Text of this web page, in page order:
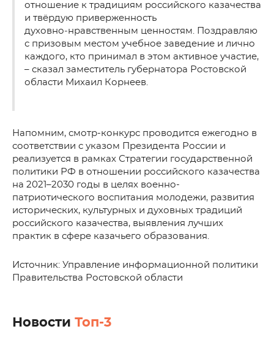
отношение к традициям российского казачества
и твёрдую приверженность
духовно‑нравственным ценностям. Поздравляю
с призовым местом учебное заведение и лично
каждого, кто принимал в этом активное участие,
– сказал заместитель губернатора Ростовской
области Михаил Корнеев.
Напомним, смотр-конкурс проводится ежегодно в
соответствии с указом Президента России и
реализуется в рамках Стратегии государственной
политики РФ в отношении российского казачества
на 2021–2030 годы в целях военно-
патриотического воспитания молодежи, развития
исторических, культурных и духовных традиций
российского казачества, выявления лучших
практик в сфере казачьего образования.
Источник: Управление информационной политики
Правительства Ростовской области
Новости Топ-3